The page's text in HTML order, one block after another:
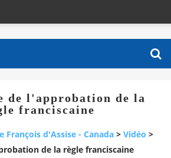
de l'approbation de la
franciscaine
François d'Assise - Canada > Vidéo >
de la règle franciscaine